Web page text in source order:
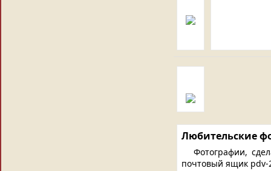
Любительские
Фотографии,
почтовый ящик pdv-